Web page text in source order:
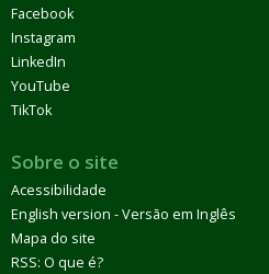
Facebook
Instagram
LinkedIn
YouTube
TikTok
Sobre o site
Acessibilidade
English version - Versão em Inglês
Mapa do site
RSS: O que é?